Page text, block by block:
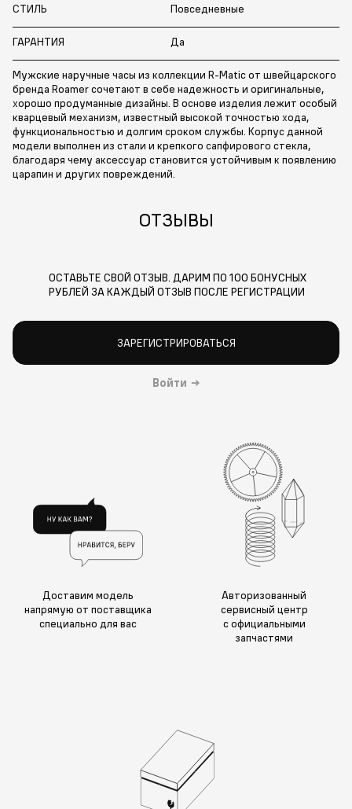
СТИЛЬ Повседневные
ГАРАНТИЯ Да
Мужские наручные часы из коллекции R-Matic от швейцарского
бренда Roamer сочетают в себе надежность и оригинальные,
хорошо продуманные дизайны. В основе изделия лежит особый
кварцевый механизм, известный высокой точностью хода,
функциональностью и долгим сроком службы. Корпус данной
модели выполнен из стали и крепкого сапфирового стекла,
благодаря чему аксессуар становится устойчивым к появлению
царапин и других повреждений.
ОТЗЫВЫ
ОСТАВЬТЕ СВОЙ ОТЗЫВ. ДАРИМ ПО 100 БОНУСНЫХ
РУБЛЕЙ ЗА КАЖДЫЙ ОТЗЫВ ПОСЛЕ РЕГИСТРАЦИИ
ЗАРЕГИСТРИРОВАТЬСЯ
Войти →
Доставим модель
напрямую от поставщика
специально для вас
Авторизованный
сервисный центр
с официальными
запчастями